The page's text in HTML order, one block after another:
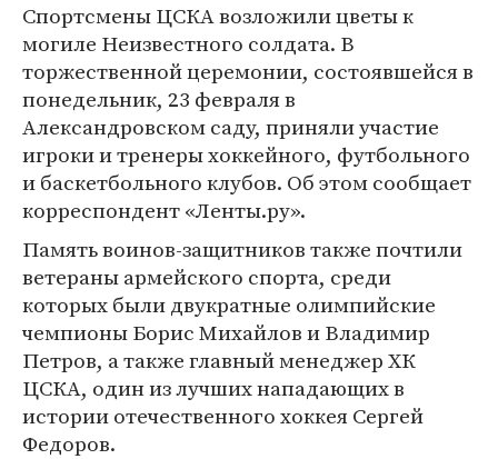
Спортсмены ЦСКА возложили цветы к
могиле Неизвестного солдата. В
торжественной церемонии, состоявшейся в
понедельник, 23 февраля в
Александровском саду, приняли участие
игроки и тренеры хоккейного, футбольного
и баскетбольного клубов. Об этом сообщает
корреспондент «Ленты.ру».
Память воинов-защитников также почтили
ветераны армейского спорта, среди
которых были двукратные олимпийские
чемпионы Борис Михайлов и Владимир
Петров, а также главный менеджер ХК
ЦСКА, один из лучших нападающих в
истории отечественного хоккея Сергей
Федоров.